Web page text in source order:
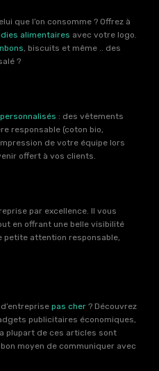
que l’on consomme ? Offrez à
alimentaires avec votre logo.
, biscuits et même .. des
?
: des vêtements
responsable (coton bio,
de votre équipe lors
offert à vos clients.
par excellence. Il vous
en offrant une belle visibilité
petite attention responsable,
pas cher ? Découvrez
publicitaires économiques,
plupart de ces articles sont
moyen de communiquer avec